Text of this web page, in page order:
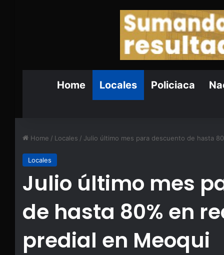
Home Locales Policiaca
Home / Locales / Julio último mes para descuento de hasta
Locales
Julio último mes
de hasta 80% en
predial en Meoqui